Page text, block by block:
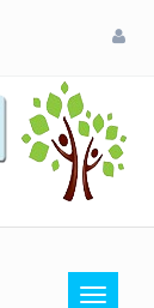
لونك
المفضل
Toggle